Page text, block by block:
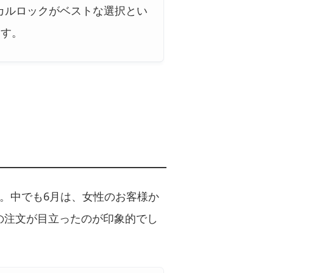
ロックがベストな選択とい
。
中でも6月は、女性のお客様か
文が目立ったのが印象的でし